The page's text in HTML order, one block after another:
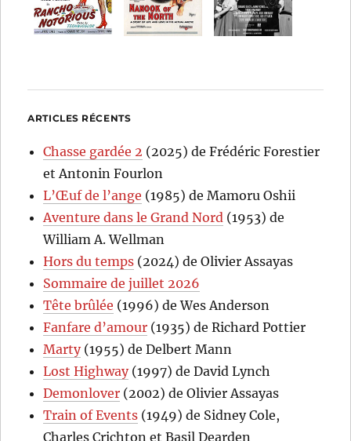
ARTICLES RÉCENTS
Chasse gardée 2 (2025) de Frédéric Forestier
et Antonin Fourlon
L’Œuf de l’ange (1985) de Mamoru Oshii
Aventure dans le Grand Nord (1953) de
William A. Wellman
Hors du temps (2024) de Olivier Assayas
Sommaire de juillet 2026
Tête brûlée (1996) de Wes Anderson
Fanfare d’amour (1935) de Richard Pottier
Marty(1955) de Delbert Mann
Lost Highway(1997) de David Lynch
Demonlover (2002) de Olivier Assayas
Train of Events (1949) de Sidney Cole,
Charles Crichton et Basil Dearden